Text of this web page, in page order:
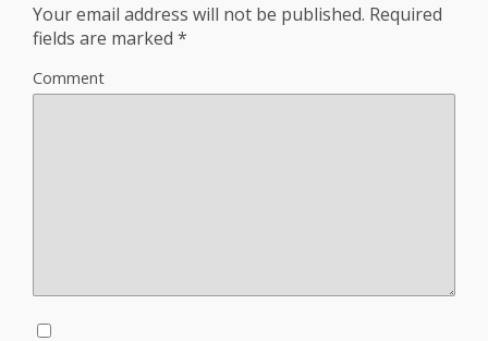
Your email address will not be published. Required
fields are marked *
Comment